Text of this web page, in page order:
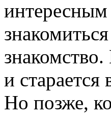
интересным
и
Но позже,